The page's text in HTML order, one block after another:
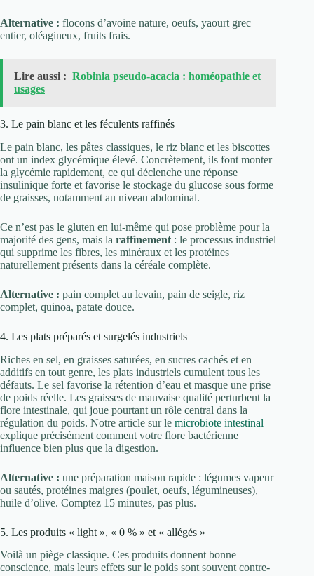
Alternative : flocons d’avoine nature, oeufs, yaourt grec
entier, oléagineux, fruits frais.
Lire aussi : Robinia pseudo-acacia : homéopathie et
usages
3. Le pain blanc et les féculents raffinés
Le pain blanc, les pâtes classiques, le riz blanc et les biscottes
ont un index glycémique élevé. Concrètement, ils font monter
la glycémie rapidement, ce qui déclenche une réponse
insulinique forte et favorise le stockage du glucose sous forme
de graisses, notamment au niveau abdominal.
Ce n’est pas le gluten en lui-même qui pose problème pour la
majorité des gens, mais la raffinement : le processus industriel
qui supprime les fibres, les minéraux et les protéines
naturellement présents dans la céréale complète.
Alternative : pain complet au levain, pain de seigle, riz
complet, quinoa, patate douce.
4. Les plats préparés et surgelés industriels
Riches en sel, en graisses saturées, en sucres cachés et en
additifs en tout genre, les plats industriels cumulent tous les
défauts. Le sel favorise la rétention d’eau et masque une prise
de poids réelle. Les graisses de mauvaise qualité perturbent la
flore intestinale, qui joue pourtant un rôle central dans la
régulation du poids. Notre article sur le microbiote intestinal
explique précisément comment votre flore bactérienne
influence bien plus que la digestion.
Alternative : une préparation maison rapide : légumes vapeur
ou sautés, protéines maigres (poulet, oeufs, légumineuses),
huile d’olive. Comptez 15 minutes, pas plus.
5. Les produits « light », « 0 % » et « allégés »
Voilà un piège classique. Ces produits donnent bonne
conscience, mais leurs effets sur le poids sont souvent contre-